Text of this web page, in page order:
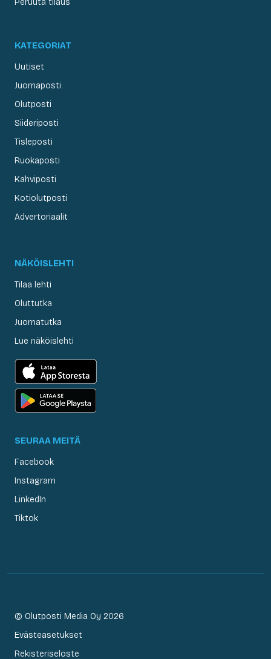
KATEGORIAT
Uutiset
Juomaposti
Olutposti
Siideriposti
Tisleposti
Ruokaposti
Kahviposti
Kotiolutposti
Advertoriaalit
NÄKÖISLEHTI
Tilaa lehti
Oluttutka
Juomatutka
Lue näköislehti
SEURAA MEITÄ
Facebook
Instagram
LinkedIn
Tiktok
© Olutposti Media Oy 2026
Evästeasetukset
Rekisteriseloste